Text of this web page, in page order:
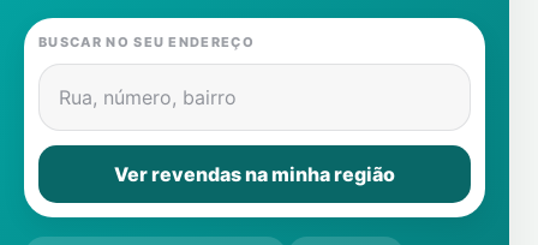
Contatos
BUSCAR NO SEU ENDEREÇO
Rua, número, bairro
Ver revendas na minha região